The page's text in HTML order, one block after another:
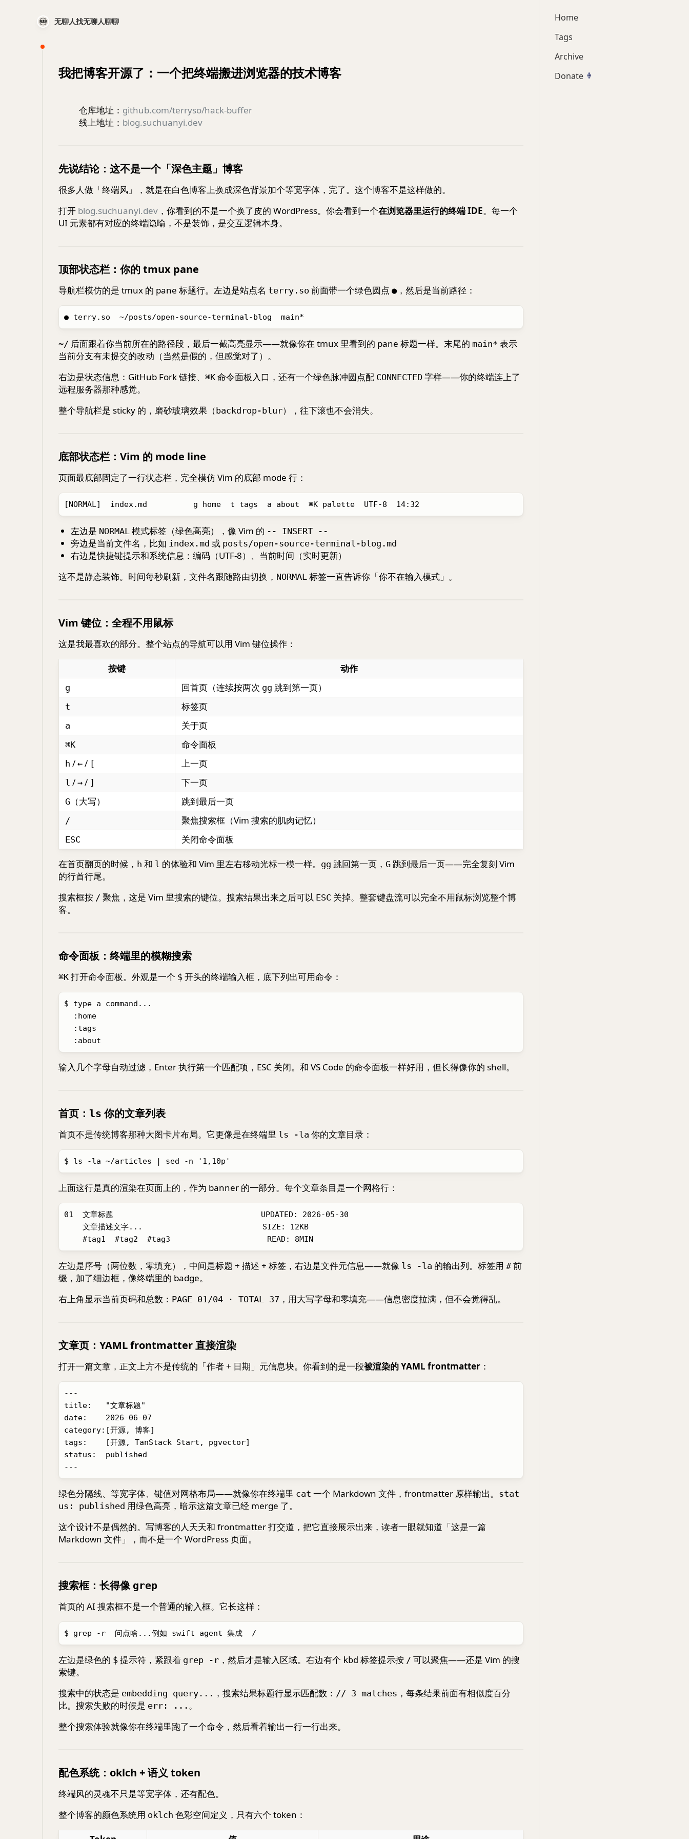
无聊人找无聊人聊聊
我把博客开源了：一个把终端搬进浏览器的技术博客
仓库地址： github.com/terryso/hack-buffer
线上地址： blog.suchuanyi.dev
先说结论：这不是一个「深色主题」博客
很多人做「终端风」，就是在白色博客上换成深色背景加个等宽字体，完了。这个博客不是这样做的。
打开 blog.suchuanyi.dev ，你看到的不是一个换了皮的 WordPress。你会看到一个在浏览器里运行的终端 IDE。每一个
UI 元素都有对应的终端隐喻，不是装饰，是交互逻辑本身。
顶部状态栏：你的 tmux pane
导航栏模仿的是 tmux 的 pane 标题行。左边是站点名 terry.so 前面带一个绿色圆点 ●，然后是当前路径：
~/ 后面跟着你当前所在的路径段，最后一截高亮显示——就像你在 tmux 里看到的 pane 标题一样。末尾的 main* 表示
当前分支有未提交的改动（当然是假的，但感觉对了）。
右边是状态信息：GitHub Fork 链接、 ⌘K 命令面板入口，还有一个绿色脉冲圆点配 CONNECTED 字样——你的终端连上了
远程服务器那种感觉。
整个导航栏是 sticky 的，磨砂玻璃效果（ backdrop-blur），往下滚也不会消失。
底部状态栏：Vim 的 mode line
页面最底部固定了一行状态栏，完全模仿 Vim 的底部 mode 行：
左边是 NORMAL模式标签（绿色高亮），像 Vim 的 -- INSERT --
旁边是当前文件名，比如 index.md 或 posts/open-source-terminal-blog.md
右边是快捷键提示和系统信息：编码（UTF-8）、当前时间（实时更新）
这不是静态装饰。时间每秒刷新，文件名跟随路由切换， NORMAL 标签一直告诉你「你不在输入模式」。
Vim 键位：全程不用鼠标
这是我最喜欢的部分。整个站点的导航可以用 Vim 键位操作：
按键 动作
g 回首页（连续按两次 gg 跳到第一页）
t 标签页
a 关于页
⌘K 命令面板
h / ← / [ 上一页
l / → / ] 下一页
G （大写） 跳到最后一页
/ 聚焦搜索框（Vim 搜索的肌肉记忆）
ESC 关闭命令面板
在首页翻页的时候， h 和 l 的体验和 Vim 里左右移动光标一模一样。 gg 跳回第一页， G 跳到最后一页——完全复刻 Vim
的行首行尾。
搜索框按 / 聚焦，这是 Vim 里搜索的键位。搜索结果出来之后可以 ESC 关掉。整套键盘流可以完全不用鼠标浏览整个博
客。
命令面板：终端里的模糊搜索
⌘K 打开命令面板。外观是一个 $ 开头的终端输入框，底下列出可用命令：
$ type a command...
输入几个字母自动过滤，Enter 执行第一个匹配项，ESC 关闭。和 VS Code 的命令面板一样好用，但长得像你的 shell。
首页： ls 你的文章列表
首页不是传统博客那种大图卡片布局。它更像是在终端里 ls -la 你的文章目录：
上面这行是真的渲染在页面上的，作为 banner 的一部分。每个文章条目是一个网格行：
01  文章标题                                UPDATED: 2026-05-30
左边是序号（两位数，零填充），中间是标题 + 描述 + 标签，右边是文件元信息——就像 ls -la 的输出列。标签用 #前
缀，加了细边框，像终端里的 badge。
右上角显示当前页码和总数： PAGE 01/04 · TOTAL 37 ，用大写字母和零填充——信息密度拉满，但不会觉得乱。
文章页：YAML frontmatter 直接渲染
打开一篇文章，正文上方不是传统的「作者 + 日期」元信息块。你看到的是一段被渲染的 YAML frontmatter ：
---
title:   "文章标题"
date:    2026-06-07
category:[开源, 博客]
tags:    [开源, TanStack Start, pgvector]
status:  published
绿色分隔线、等宽字体、键值对网格布局——就像你在终端里 cat 一个 Markdown 文件，frontmatter 原样输出。 stat
us: published 用绿色高亮，暗示这篇文章已经 merge 了。
这个设计不是偶然的。写博客的人天天和 frontmatter 打交道，把它直接展示出来，读者一眼就知道「这是一篇
Markdown 文件」，而不是一个 WordPress 页面。
搜索框：长得像 grep
首页的 AI 搜索框不是一个普通的输入框。它长这样：
左边是绿色的 $ 提示符，紧跟着 grep -r ，然后才是输入区域。右边有个 kbd 标签提示按 / 可以聚焦——还是 Vim 的搜
索键。
搜索中的状态是 embedding query... ，搜索结果标题行显示匹配数： // 3 matches ，每条结果前面有相似度百分
比。搜索失败的时候是 err: ... 。
整个搜索体验就像你在终端里跑了一个命令，然后看着输出一行一行出来。
配色系统：oklch + 语义 token
终端风的灵魂不只是等宽字体，还有配色。
整个博客的颜色系统用 oklch 色彩空间定义，只有六个 token：
Home
Tags
Archive
Donate